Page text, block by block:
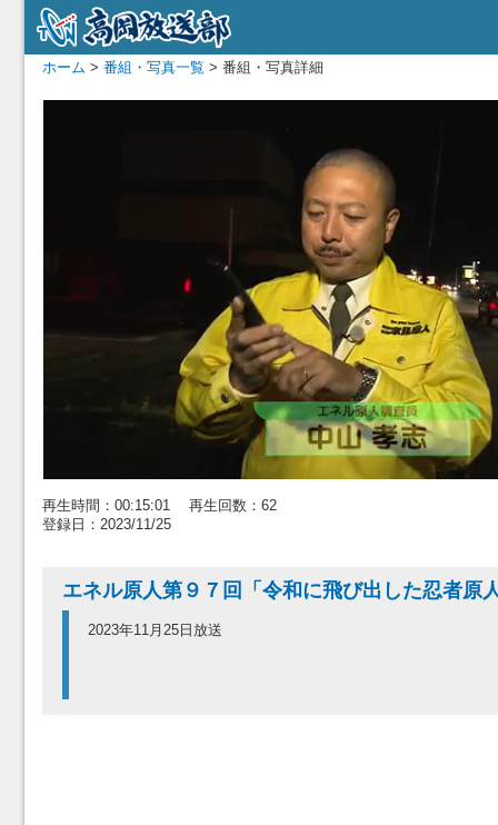
ホーム > 番組・写真一覧 > 番組・写真詳細
再生時間：00:15:01 再生回数：62
登録日：2023/11/25
エネル原人第９７回「令和に飛び出した忍者原
2023年11月25日放送